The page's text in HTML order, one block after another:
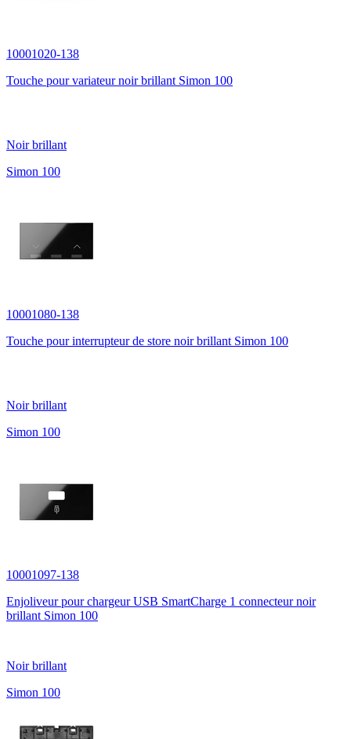
10001020-138
Touche pour variateur noir brillant Simon 100
Noir brillant
Simon 100
10001080-138
Touche pour interrupteur de store noir brillant Simon 100
Noir brillant
Simon 100
10001097-138
Enjoliveur pour chargeur USB SmartCharge 1 connecteur noir
brillant Simon 100
Noir brillant
Simon 100